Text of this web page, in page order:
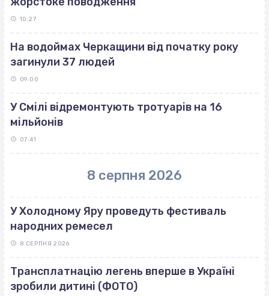
10:27
На водоймах Черкащини від початку року
загинули 37 людей
09:00
У Смілі відремонтують тротуарів на 16
мільйонів
07:41
8 серпня 2026
У Холодному Яру проведуть фестиваль
народних ремесел
8 СЕРПНЯ 2026
Трансплатнацію легень вперше в Україні
зробили дитині (ФОТО)